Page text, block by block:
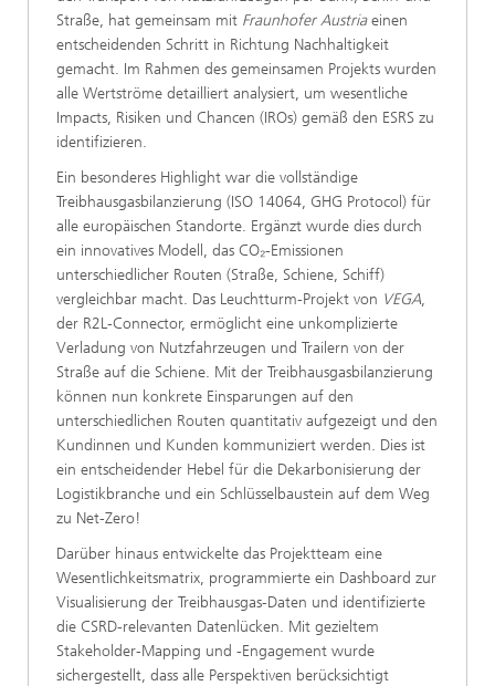
Straße, hat gemeinsam mit Fraunhofer Austriaeinen
entscheidenden Schritt in Richtung Nachhaltigkeit
gemacht. Im Rahmen des gemeinsamen Projekts wurden
alle Wertströme detailliert analysiert, um wesentliche
Impacts, Risiken und Chancen (IROs) gemäß den ESRS zu
identifizieren.
Ein besonderes Highlight war die vollständige
Treibhausgasbilanzierung (ISO 14064, GHG Protocol) für
alle europäischen Standorte. Ergänzt wurde dies durch
ein innovatives Modell, das CO₂-Emissionen
unterschiedlicher Routen (Straße, Schiene, Schiff)
vergleichbar macht. Das Leuchtturm-Projekt von VEGA,
der R2L-Connector, ermöglicht eine unkomplizierte
Verladung von Nutzfahrzeugen und Trailern von der
Straße auf die Schiene. Mit der Treibhausgasbilanzierung
können nun konkrete Einsparungen auf den
unterschiedlichen Routen quantitativ aufgezeigt und den
Kundinnen und Kunden kommuniziert werden. Dies ist
ein entscheidender Hebel für die Dekarbonisierung der
Logistikbranche und ein Schlüsselbaustein auf dem Weg
zu Net-Zero!
Darüber hinaus entwickelte das Projektteam eine
Wesentlichkeitsmatrix, programmierte ein Dashboard zur
Visualisierung der Treibhausgas-Daten und identifizierte
die CSRD-relevanten Datenlücken. Mit gezieltem
Stakeholder-Mapping und -Engagement wurde
sichergestellt, dass alle Perspektiven berücksichtigt